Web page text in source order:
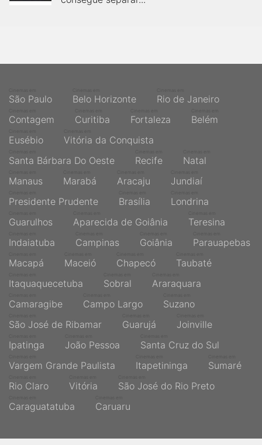
São Paulo Belo Horizonte Rio de Janeiro
Contagem Curitiba Fortaleza Belém
Eusébio Vitória da Conquista
Santa Bárbara Do Oeste Recife Natal
Manaus Marabá Aracaju Jundiaí
Presidente Prudente Brasília Londrina
Guarulhos Aparecida de Goiânia Teresina
Indaiatuba Campinas Goiânia Parauapebas
Macapá Maceió Chapecó Taubaté
Itaquaquecetuba Sobral Araraquara
Camaragibe Campo Largo Suzano
São José de Ribamar Guarujá Joinville
Ipatinga João Pessoa Santa Cruz do Sul
Vargem Grande Paulista Itapetininga Sumaré
Rio Claro Vitória São José do Rio Preto
Caraguatatuba Caruaru